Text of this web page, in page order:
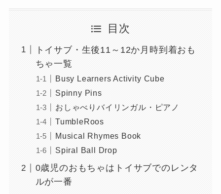
目次
トイサブ・生後11～12か月時到着おも
ちゃ一覧
Busy Learners Activity Cube
Spinny Pins
おしゃべりバイリンガル・ピアノ
TumbleRoos
Musical Rhymes Book
Spiral Ball Drop
0歳児のおもちゃはトイサブでのレンタ
ルが一番